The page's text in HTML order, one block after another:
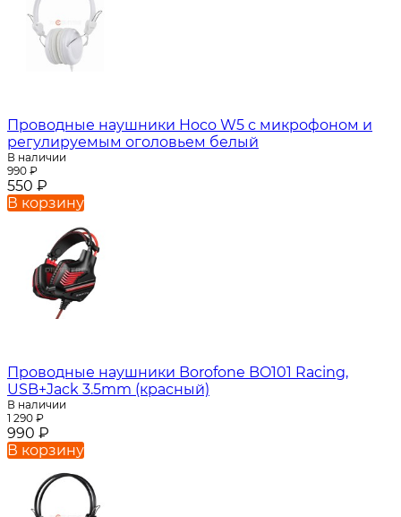
Проводные наушники Hoco W5 с микрофоном и
регулируемым оголовьем белый
В наличии
990 ₽
550 ₽
В корзину
Проводные наушники Borofone BO101 Racing,
USB+Jack 3.5mm (красный)
В наличии
1 290 ₽
990 ₽
В корзину